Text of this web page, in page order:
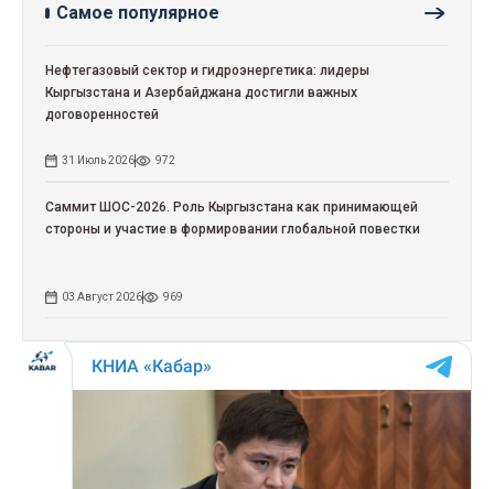
Самое популярное
Нефтегазовый сектор и гидроэнергетика: лидеры
Кыргызстана и Азербайджана достигли важных
договоренностей
31 Июль 2026 972
Саммит ШОС-2026. Роль Кыргызстана как принимающей
стороны и участие в формировании глобальной повестки
03 Август 2026 969